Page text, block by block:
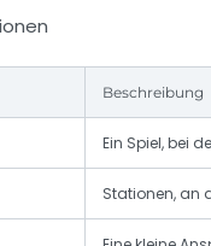
Beschreibung
Ein Spiel, bei
Stationen, an